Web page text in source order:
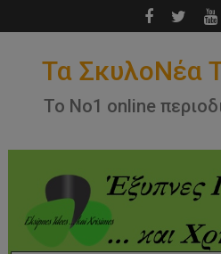
to
Τα ΣκυλοΝέα
Το Νο1 online